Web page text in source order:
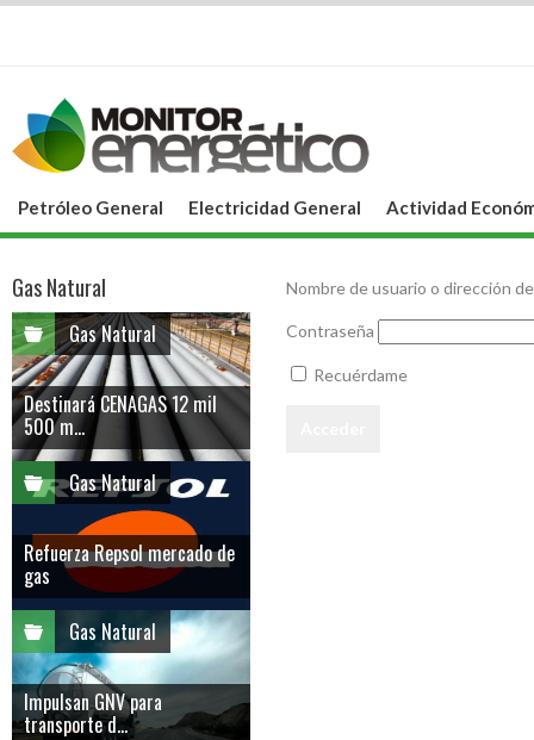
Petróleo General Electricidad General Actividad
Nombre de usuario o dirección
Contraseña
Recuérdame
Gas Natural
Gas Natural
Destinará CENAGAS 12 mil
500 m...
Gas Natural
Refuerza Repsol mercado de
gas
Gas Natural
Impulsan GNV para
transporte d...